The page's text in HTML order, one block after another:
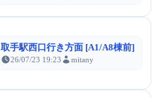
取手駅西口行き方面 [A1/A8棟前]
26/07/23 19:23 mitany